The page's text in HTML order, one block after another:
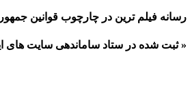
رسانه فیلم ترین در چارچوب قوانین
« ثبت شده در ستاد ساماندهی سایت های